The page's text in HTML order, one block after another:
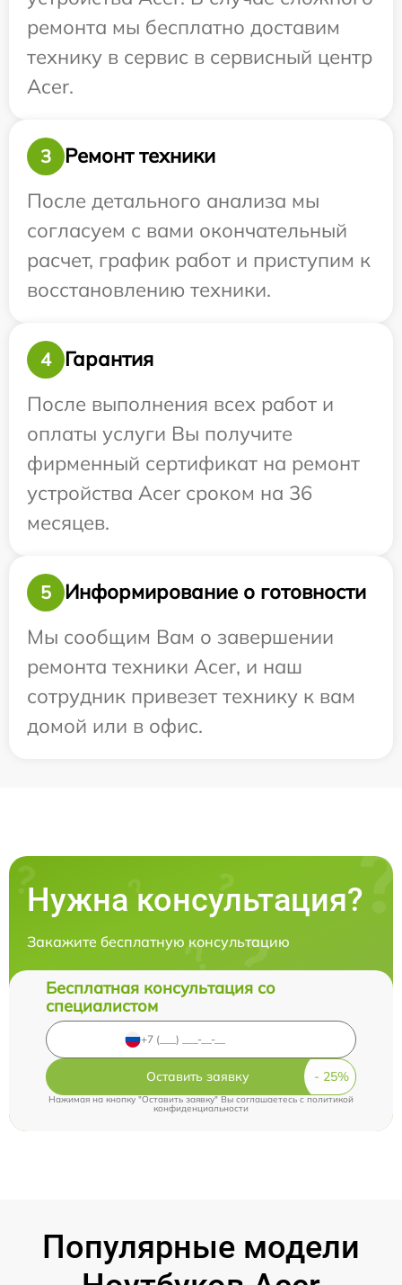
ремонта мы бесплатно доставим
технику в сервис в сервисный центр
Acer.
3
Ремонт техники
После детального анализа мы
согласуем с вами окончательный
расчет, график работ и приступим к
восстановлению техники.
4
Гарантия
После выполнения всех работ и
оплаты услуги Вы получите
фирменный сертификат на ремонт
устройства Acer сроком на 36
месяцев.
5
Информирование о готовности
Мы сообщим Вам о завершении
ремонта техники Acer, и наш
сотрудник привезет технику к вам
домой или в офис.
Нужна консультация?
Закажите бесплатную консультацию
Бесплатная консультация со
специалистом
Оставить заявку
Нажимая на кнопку "Оставить заявку" Вы соглашаетесь cполитикой
конфиденциальности
Популярные модели